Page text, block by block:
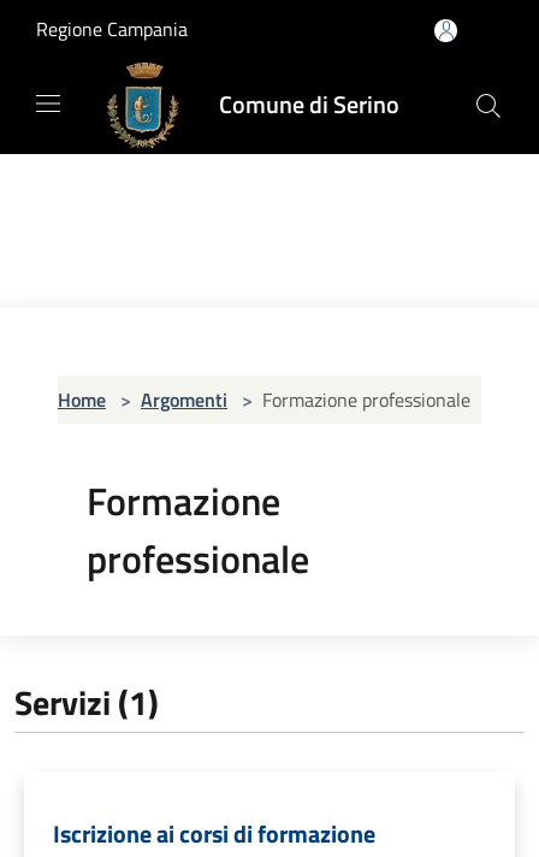
Regione Campania
Comune di Serino
Home > Argomenti > Formazione professionale
Formazione
professionale
Servizi (1)
Iscrizione ai corsi di formazione